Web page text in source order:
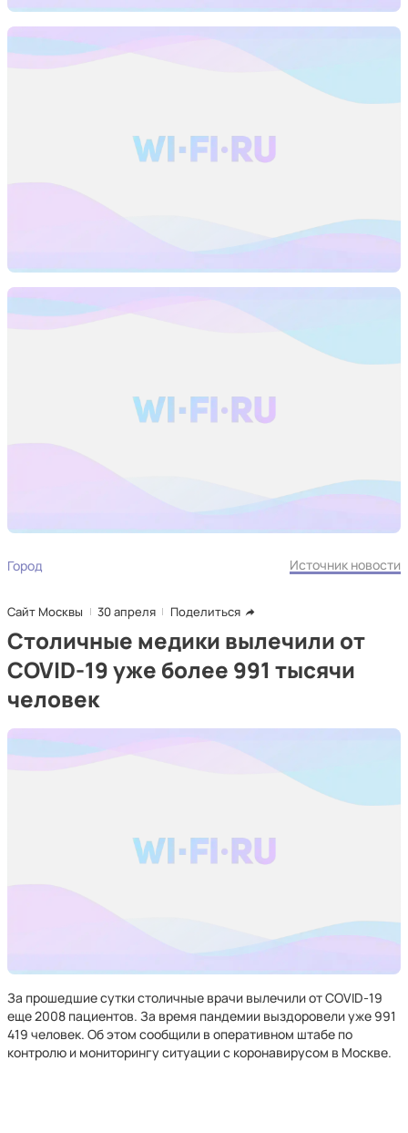
Город Источник новости
Сайт Москвы 30 апреля Поделиться
Столичные медики вылечили от
COVID-19 уже более 991 тысячи
человек
За прошедшие сутки столичные врачи вылечили от COVID-19
еще 2008 пациентов. За время пандемии выздоровели уже 991
419 человек. Об этом сообщили в оперативном штабе по
контролю и мониторингу ситуации с коронавирусом в Москве.